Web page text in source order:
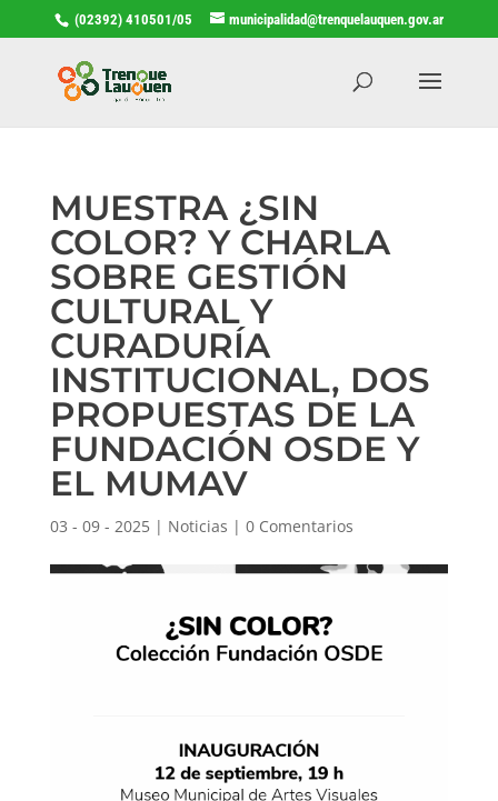
(02392) 410501/05 municipalidad@trenquelauquen.gov.ar
MUESTRA ¿SIN
COLOR? Y CHARLA
SOBRE GESTIÓN
CULTURAL Y
CURADURÍA
INSTITUCIONAL, DOS
PROPUESTAS DE LA
FUNDACIÓN OSDE Y
EL MUMAV
03 - 09 - 2025| Noticias | 0 Comentarios